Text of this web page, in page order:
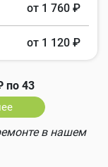
от 1 760 ₽
от 1 120 ₽
по 43
в нашем